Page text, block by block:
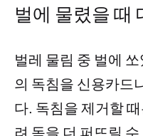
벌에 물렸을 때
벌레 물림 중 벌에
의 독침을 신용카드
다. 독침을 제거할
려 독을 더 퍼뜨릴